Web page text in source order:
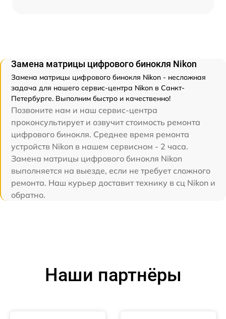
Замена матрицы цифрового бинокля Nikon
Замена матрицы цифрового бинокля Nikon - несложная
задача для нашего сервис-центра Nikon в Санкт-
Петербурге. Выполним быстро и качественно!
Позвоните нам и наш сервис-центра
проконсультирует и озвучит стоимость ремонта
цифрового бинокля. Среднее время ремонта
устройств Nikon в нашем сервисном - 2 часа.
Замена матрицы цифрового бинокля Nikon
выполняется на выезде, если не требует сложного
ремонта. Наш курьер доставит технику в сц Nikon и
обратно.
Наши партнёры